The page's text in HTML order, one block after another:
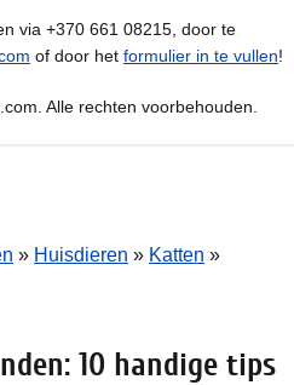
via +370 661 08215, door te
of door het formulier in te vullen!
Alle rechten voorbehouden.
» Huisdieren » Katten »
10 handige tips